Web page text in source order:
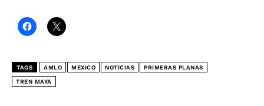
TAGS AMLO MEXICO NOTICIAS PRIMERAS PLANAS
TREN MAYA